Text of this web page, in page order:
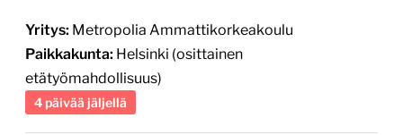
Yritys: Metropolia Ammattikorkeakoulu
Paikkakunta: Helsinki (osittainen
etätyömahdollisuus)
4 päivää jäljellä